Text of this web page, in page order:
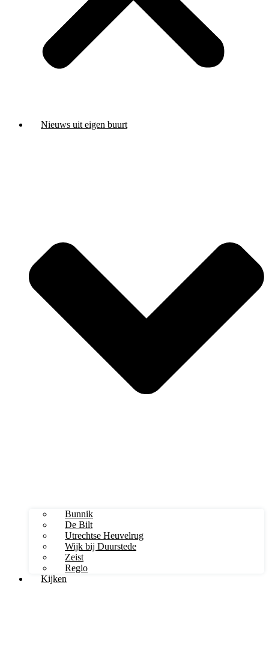
Nieuws uit eigen buurt
Bunnik
De Bilt
Utrechtse Heuvelrug
Wijk bij Duurstede
Zeist
Regio
Kijken